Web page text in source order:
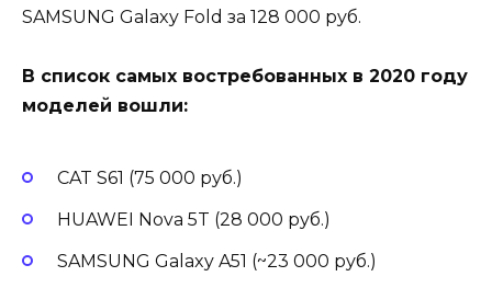
SAMSUNG Galaxy Fold за 128 000 руб.
В список самых востребованных в 2020 году
моделей вошли:
CAT S61 (75 000 руб.)
HUAWEI Nova 5T (28 000 руб.)
SAMSUNG Galaxy A51 (~23 000 руб.)